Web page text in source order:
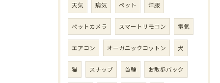
天気 病気 ペット 洋服
ペットカメラ スマートリモコン 電気
エアコン オーガニックコットン 犬
猫 スナップ 首輪 お散歩バック